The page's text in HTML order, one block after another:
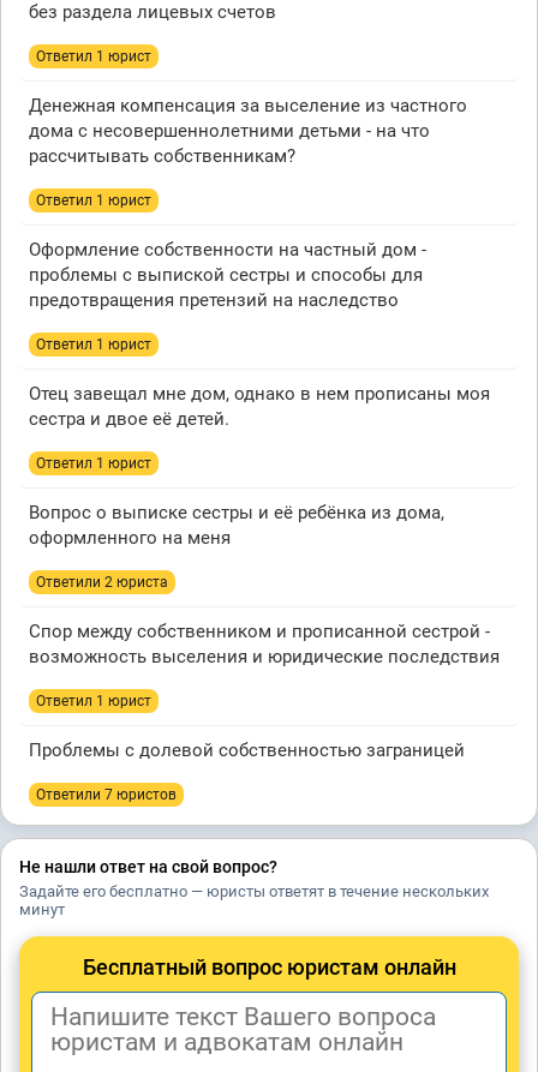
без раздела лицевых счетов
Ответил 1 юрист
Денежная компенсация за выселение из частного
дома с несовершеннолетними детьми - на что
рассчитывать собственникам?
Ответил 1 юрист
Оформление собственности на частный дом -
проблемы с выпиской сестры и способы для
предотвращения претензий на наследство
Ответил 1 юрист
Отец завещал мне дом, однако в нем прописаны моя
сестра и двое её детей.
Ответил 1 юрист
Вопрос о выписке сестры и её ребёнка из дома,
оформленного на меня
Ответили 2 юристa
Спор между собственником и прописанной сестрой -
возможность выселения и юридические последствия
Ответил 1 юрист
Проблемы с долевой собственностью заграницей
Ответили 7 юристов
Не нашли ответ на свой вопрос?
Задайте его бесплатно — юристы ответят в течение нескольких
минут
Бесплатный вопрос юристам онлайн